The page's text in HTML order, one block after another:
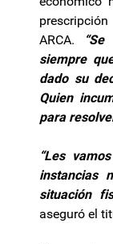
ARCA.
siempre
dado su
Quien
para
“Les
instancias
situación
aseguró el